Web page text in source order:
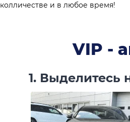
колличестве и в любое время!
VIP -
1. Выделитесь